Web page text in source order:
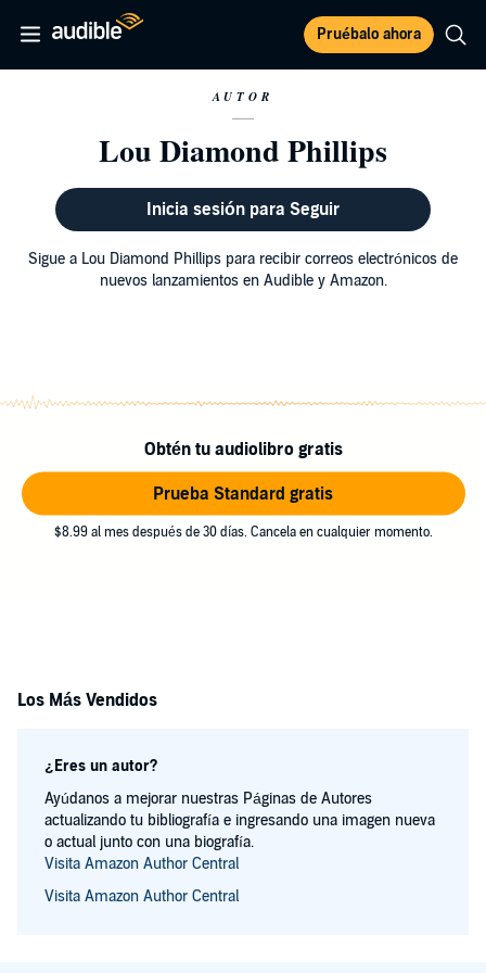
Pruébalo ahora
AUTOR
Lou Diamond Phillips
Inicia sesión para Seguir
Sigue a Lou Diamond Phillips para recibir correos electrónicos de
nuevos lanzamientos en Audible y Amazon.
Obtén tu audiolibro gratis
Prueba Standard gratis
$8.99 al mes después de 30 días. Cancela en cualquier momento.
Los Más Vendidos
¿Eres un autor?
Ayúdanos a mejorar nuestras Páginas de Autores
actualizando tu bibliografía e ingresando una imagen nueva
o actual junto con una biografía.
Visita Amazon Author Central
Visita Amazon Author Central